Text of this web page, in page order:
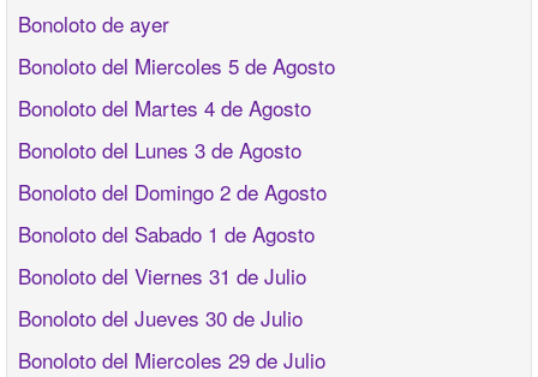
Bonoloto de ayer
Bonoloto del Miercoles 5 de Agosto
Bonoloto del Martes 4 de Agosto
Bonoloto del Lunes 3 de Agosto
Bonoloto del Domingo 2 de Agosto
Bonoloto del Sabado 1 de Agosto
Bonoloto del Viernes 31 de Julio
Bonoloto del Jueves 30 de Julio
Bonoloto del Miercoles 29 de Julio